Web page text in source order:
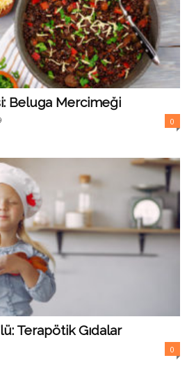
Beluga Mercimeği
0
Terapötik Gıdalar
0